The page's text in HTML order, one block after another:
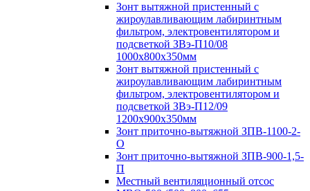
Зонт вытяжной пристенный с
жироулавливающим лабиринтным
фильтром, электровентилятором и
подсветкой ЗВэ-П10/08
1000х800х350мм
Зонт вытяжной пристенный с
жироулавливающим лабиринтным
фильтром, электровентилятором и
подсветкой ЗВэ-П12/09
1200х900х350мм
Зонт приточно-вытяжной ЗПВ-1100-2-
О
Зонт приточно-вытяжной ЗПВ-900-1,5-
П
Местный вентиляционный отсос